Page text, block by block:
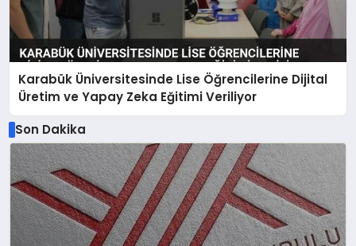
Karabük Üniversitesinde Lise Öğrencilerine Dijital
Üretim ve Yapay Zeka Eğitimi Veriliyor
Son Dakika